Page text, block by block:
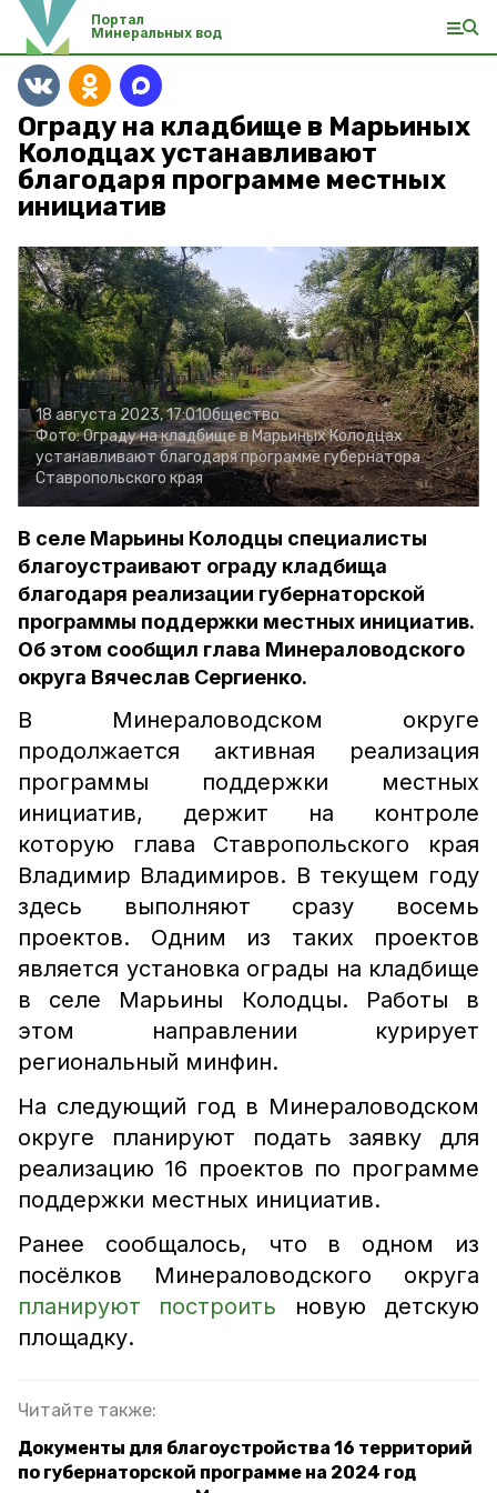
Портал
Минеральных вод
Ограду на кладбище в Марьиных
Колодцах устанавливают
благодаря программе местных
инициатив
18 августа 2023, 17:01Общество
Фото:Ограду на кладбище в Марьиных Колодцах
устанавливают благодаря программе губернатора
Ставропольского края
В селе Марьины Колодцы специалисты
благоустраивают ограду кладбища
благодаря реализации губернаторской
программы поддержки местных инициатив.
Об этом сообщил глава Минераловодского
округа Вячеслав Сергиенко.
В Минераловодском округе
продолжается активная реализация
программы поддержки местных
инициатив, держит на контроле
которую глава Ставропольского края
Владимир Владимиров. В текущем году
здесь выполняют сразу восемь
проектов. Одним из таких проектов
является установка ограды на кладбище
в селе Марьины Колодцы. Работы в
этом направлении курирует
региональный минфин.
На следующий год в Минераловодском
округе планируют подать заявку для
реализацию 16 проектов по программе
поддержки местных инициатив.
Ранее сообщалось, что в одном из
посёлков Минераловодского округа
планируют построить новую детскую
площадку.
Читайте также:
Документы для благоустройства 16 территорий
по губернаторской программе на 2024 год